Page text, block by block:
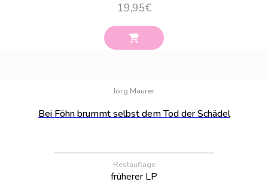
19,95€
Jörg Maurer
Bei Föhn brummt selbst dem Tod der Schädel
Restauflage
früherer LP